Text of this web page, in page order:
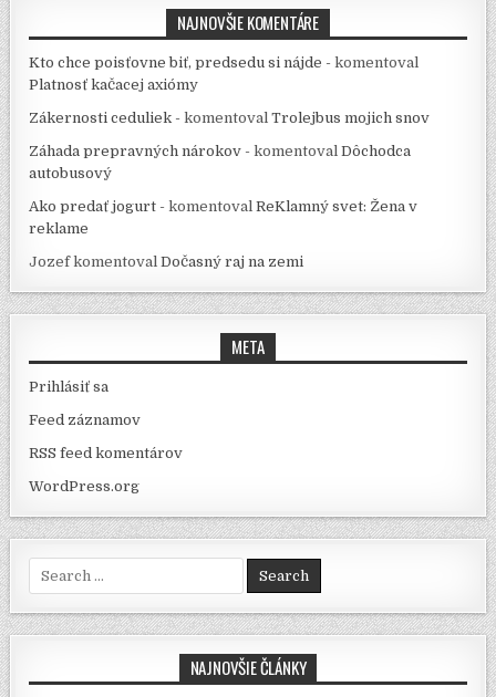
NAJNOVŠIE KOMENTÁRE
Kto chce poisťovne biť, predsedu si nájde - komentoval
Platnosť kačacej axiómy
Zákernosti ceduliek - komentovalTrolejbus mojich snov
Záhada prepravných nárokov - komentovalDôchodca
autobusový
Ako predať jogurt - komentovalReKlamný svet: Žena v
reklame
JozefkomentovalDočasný raj na zemi
META
Prihlásiť sa
Feed záznamov
RSS feed komentárov
WordPress.org
Search for:
NAJNOVŠIE ČLÁNKY